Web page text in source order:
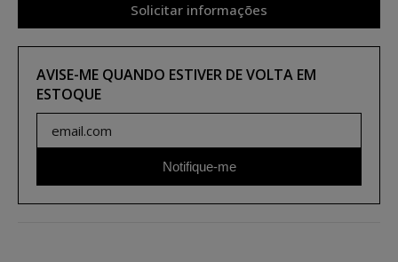
Solicitar informações
AVISE-ME QUANDO ESTIVER DE VOLTA EM
ESTOQUE
Notifique-me